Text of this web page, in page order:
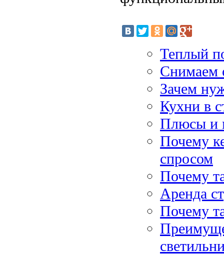
Теплый
Снимаем
Зачем
Кухни в
Плюсы и
Почему
спросом
Почему
Аренда
Почему